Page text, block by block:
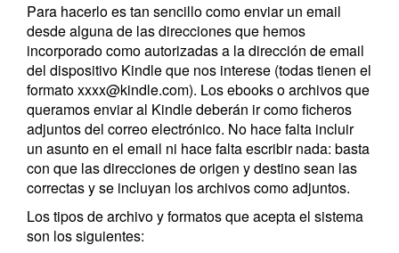
Para hacerlo es tan sencillo como enviar un email
desde alguna de las direcciones que hemos
incorporado como autorizadas a la dirección de email
del dispositivo Kindle que nos interese (todas tienen el
formato xxxx@kindle.com). Los ebooks o archivos que
queramos enviar al Kindle deberán ir como ficheros
adjuntos del correo electrónico. No hace falta incluir
un asunto en el email ni hace falta escribir nada: basta
con que las direcciones de origen y destino sean las
correctas y se incluyan los archivos como adjuntos.
Los tipos de archivo y formatos que acepta el sistema
son los siguientes: